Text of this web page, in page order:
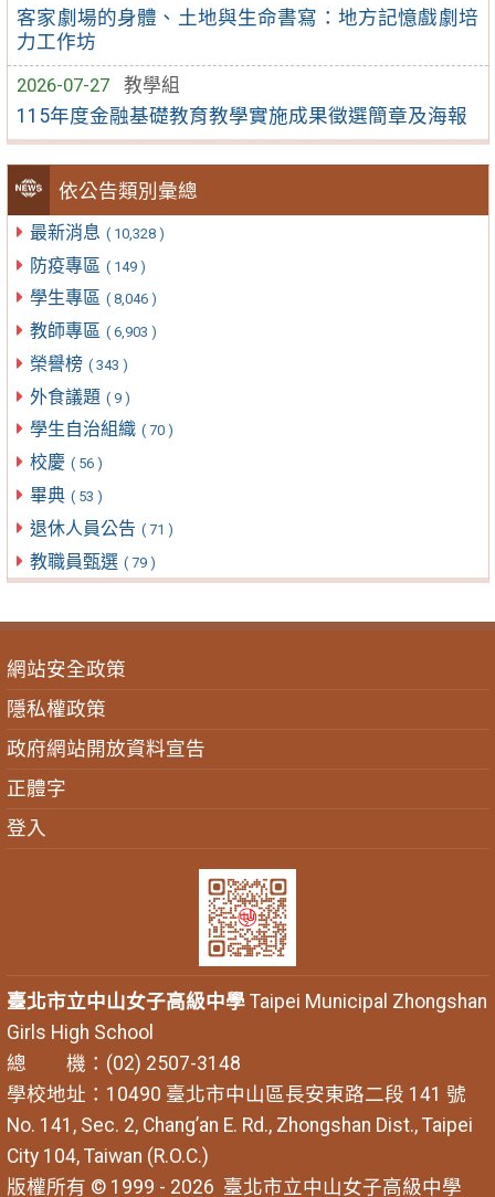
客家劇場的身體、土地與生命書寫：地方記憶戲劇培
力工作坊
2026-07-27
教學組
115年度金融基礎教育教學實施成果徵選簡章及海報
依公告類別彙總
最新消息 ( 10,328 )
防疫專區 ( 149 )
學生專區 ( 8,046 )
教師專區 ( 6,903 )
榮譽榜 ( 343 )
外食議題 ( 9 )
學生自治組織 ( 70 )
校慶 ( 56 )
畢典 ( 53 )
退休人員公告 ( 71 )
教職員甄選 ( 79 )
網站安全政策
隱私權政策
政府網站開放資料宣告
正體字
登入
臺北市立中山女子高級中學Taipei Municipal Zhongshan
Girls High School
總 機：(02) 2507-3148
學校地址：10490 臺北市中山區長安東路二段 141 號
No. 141, Sec. 2, Chang’an E. Rd., Zhongshan Dist., Taipei
City 104, Taiwan (R.O.C.)
版權所有 © 1999 - 2026 臺北市立中山女子高級中學